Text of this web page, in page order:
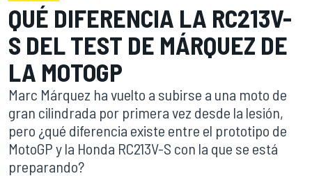
QUÉ DIFERENCIA LA RC213V-
S DEL TEST DE MÁRQUEZ DE
LA MOTOGP
Marc Márquez ha vuelto a subirse a una moto de
gran cilindrada por primera vez desde la lesión,
pero ¿qué diferencia existe entre el prototipo de
MotoGP y la Honda RC213V-S con la que se está
preparando?